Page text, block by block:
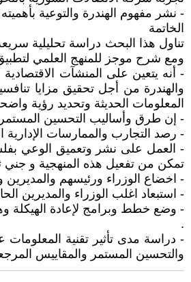
- نشر مفهوم الهندرة والتوعية
الخاتمة
تناول هذا البحث دراسة تحليلية
ومع شرح موجز للمنهج العلمي
- أنه يتعين على المنشآت
والهندرة من أجل تحقيق مزايا
المعلومات الحديثة وتحديد رؤية
- إن طرق وأساليب التحسين المستمر
- رصد التجارب والممارسات
- العمل على نشر وتعميق الوعي
تمكن من تفعيل هذه المنهجية و
- اخضاع الوزراء ورئيسهم والمديرين
- استبعاد اغلب الوزراء والمديرين
- وضع خطط وبرامج لإعادة الهيكلة
.
- دراسة مدى تأثير تقنية المعلومات
والتحسين المستمر والمقاييس